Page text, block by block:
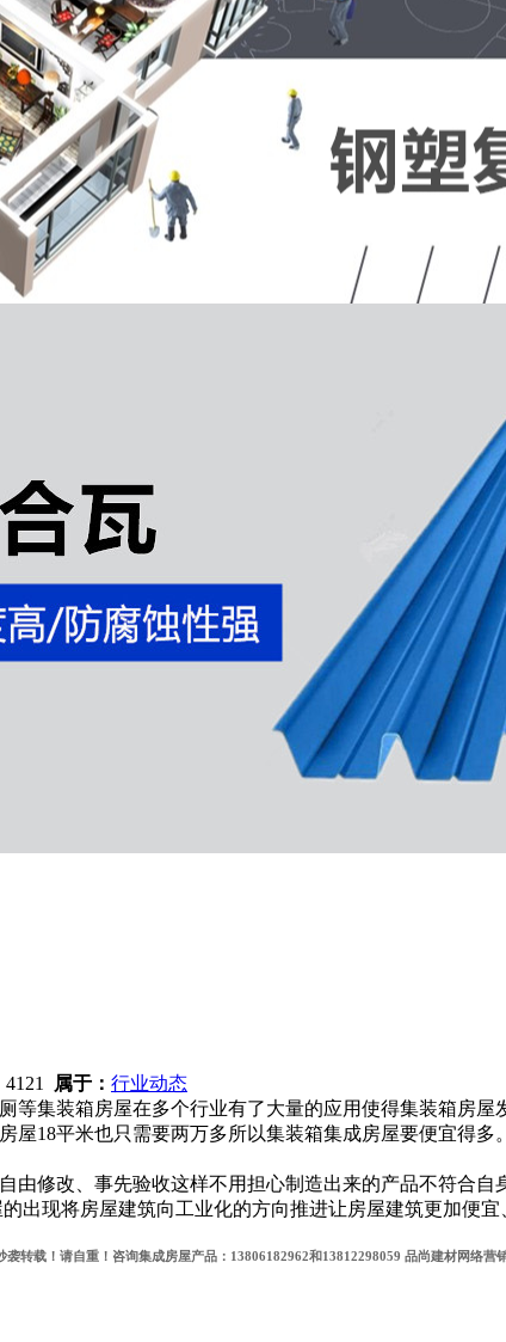
4121 属于： 行业动态
集装箱房屋在多个行业有了大量的应用使得集装箱房
18平米也只需要两万多所以集装箱集成房屋要便宜得
修改、事先验收这样不用担心制造出来的产品不符合
出现将房屋建筑向工业化的方向推进让房屋建筑更加便
转载！请自重！咨询集成房屋产品：13806182962和13812298059 品尚建材网络营